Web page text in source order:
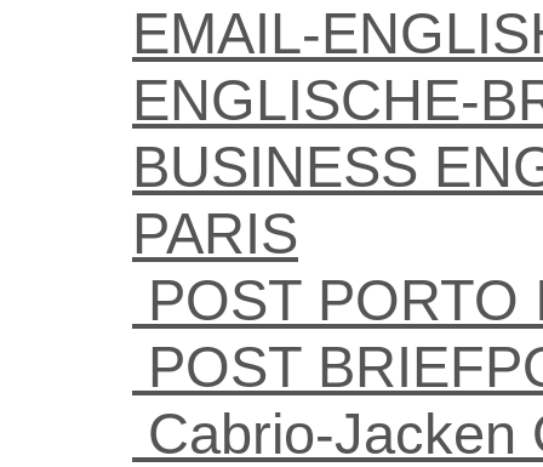
EMAIL-
ENGLISCHE-
BUSINESS
PARIS
POST PORTO
POST
Cabrio-Jacken